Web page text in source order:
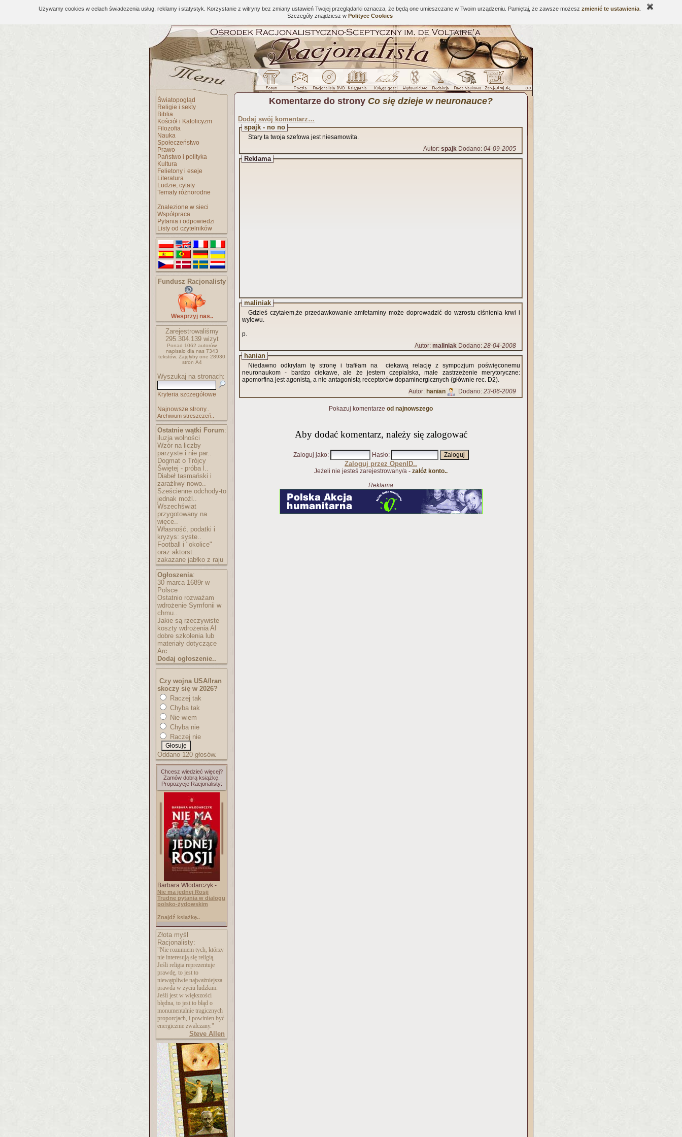
Używamy cookies w celach świadczenia usług, reklamy i statystyk. Korzystanie z witryny bez zmiany ustawień Twojej przeglądarki oznacza, że będą one umieszczane w Twoim urządzeniu. Pamiętaj, że zawsze możesz zmienić te ustawienia
Szczegóły znajdziesz w Polityce Cookies
Światopogląd
Religie i sekty
Biblia
Kościół i Katolicyzm
Filozofia
Nauka
Społeczeństwo
Prawo
Państwo i polityka
Kultura
Felietony i eseje
Literatura
Ludzie, cytaty
Tematy różnorodne
Znalezione w sieci
Współpraca
Pytania i odpowiedzi
Listy od czytelników
Fundusz Racjonalisty
Wesprzyj nas..
Zarejestrowaliśmy
295.304.139wizyt
Ponad 1062 autorów
napisało dla nas 7343
tekstów. Zajęłyby one 28930
stron A4
Wyszukaj na stronach:
Kryteria szczegółowe
Najnowsze strony..
Archiwum streszczeń..
Ostatnie wątki Forum:
iluzja wolności
Wzór na liczby
parzyste i nie par..
Dogmat o Trójcy
Świętej - próba l..
Diabeł tasmański i
zaraźliwy nowo..
Sześcienne odchody-to
jednak możl..
Wszechświat
przygotowany na
więce..
Własność, podatki i
kryzys: syste..
Football i "okolice"
oraz aktorst..
zakazane jabłko z raju
Ogłoszenia:
30 marca 1689r w
Polsce
Ostatnio rozważam
wdrożenie Symfonii w
chmu..
Jakie są rzeczywiste
koszty wdrożenia AI
dobre szkolenia lub
materiały dotyczące
Arc..
Dodaj ogłoszenie..
Czy wojna USA/Iran
skoczy się w 2026?
Raczej tak
Chyba tak
Nie wiem
Chyba nie
Raczej nie
Oddano 120 głosów.
Chcesz wiedzieć więcej?
Zamów dobrą książkę.
Propozycje Racjonalisty:
Barbara Włodarczyk -
Nie ma jednej Rosji
Trudne pytania w dialogu
polsko-żydowskim
Znajdź książkę..
Złota myśl
Racjonalisty:
"Nie rozumiem tych, którzy
nie interesują się religią.
Jeśli religia reprezentuje
prawdę, to jest to
niewątpliwie najważniejsza
prawda w życiu ludzkim.
Jeśli jest w większości
błędna, to jest to błąd o
monumentalnie tragicznych
proporcjach, i powinien być
energicznie zwalczany."
Steve Allen
Komentarze do strony Co się dzieje w neuronauce?
Dodaj swój komentarz…
spajk - no no
Stary ta twoja szefowa jest niesamowita.
Autor: spajk Dodano: 04-09-2005
Reklama
maliniak
Gdzieś czytałem,że przedawkowanie amfetaminy może doprowadzić do wzrostu ciśnienia krwi i
wylewu.
p.
Autor: maliniak Dodano: 28-04-2008
hanian
Niedawno odkryłam tę stronę i trafiłam na ciekawą relację z sympozjum poświęconemu
neuronaukom - bardzo ciekawe, ale że jestem czepialska, małe zastrzeżenie merytoryczne:
apomorfina jest agonistą, a nie antagonistą receptorów dopaminergicznych (głównie rec. D2).
Autor: hanian Dodano: 23-06-2009
Pokazuj komentarze od najnowszego
Aby dodać komentarz, należy się zalogować
Zaloguj jako: Hasło:
Zaloguj przez OpenID..
Jeżeli nie jesteś zarejestrowany/a - załóż konto..
Reklama